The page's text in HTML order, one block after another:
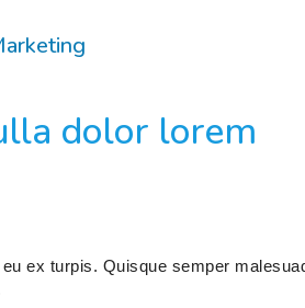
dolor lorem
eu ex turpis. Quisque semper